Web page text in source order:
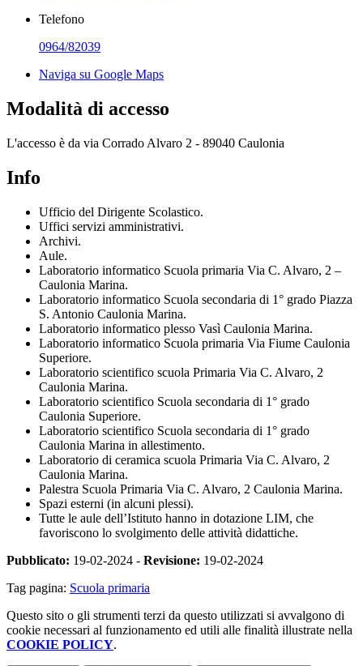
Telefono
0964/82039
Naviga su Google Maps
Modalità di accesso
L'accesso è da via Corrado Alvaro 2 - 89040 Caulonia
Info
Ufficio del Dirigente Scolastico.
Uffici servizi amministrativi.
Archivi.
Aule.
Laboratorio informatico Scuola primaria Via C. Alvaro, 2 –
Caulonia Marina.
Laboratorio informatico Scuola secondaria di 1° grado Piazza
S. Antonio Caulonia Marina.
Laboratorio informatico plesso Vasì Caulonia Marina.
Laboratorio informatico Scuola primaria Via Fiume Caulonia
Superiore.
Laboratorio scientifico scuola Primaria Via C. Alvaro, 2
Caulonia Marina.
Laboratorio scientifico Scuola secondaria di 1° grado
Caulonia Superiore.
Laboratorio scientifico Scuola secondaria di 1° grado
Caulonia Marina in allestimento.
Laboratorio di ceramica scuola Primaria Via C. Alvaro, 2
Caulonia Marina.
Palestra Scuola Primaria Via C. Alvaro, 2 Caulonia Marina.
Spazi esterni (in alcuni plessi).
Tutte le aule dell’Istituto hanno in dotazione LIM, che
favoriscono lo svolgimento delle attività didattiche.
Pubblicato: 19-02-2024 - Revisione: 19-02-2024
Tag pagina: Scuola primaria
Questo sito o gli strumenti terzi da questo utilizzati si avvalgono di
cookie necessari al funzionamento ed utili alle finalità illustrate nella
COOKIE POLICY.